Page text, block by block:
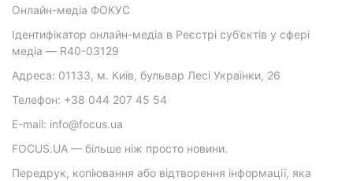
Онлайн-медіа ФОКУС
Ідентифікатор онлайн-медіа в Реєстрі суб’єктів у сфері
медіа — R40-03129
Адреса: 01133, м. Київ, бульвар Лесі Українки, 26
Телефон: +38 044 207 45 54
E-mail: info@focus.ua
FOCUS.UA — більше ніж просто новини.
Передрук, копіювання або відтворення інформації, яка